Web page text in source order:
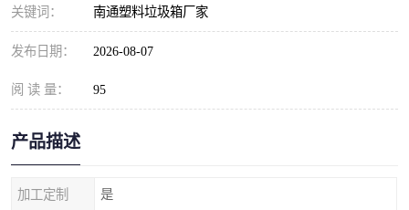
关键词： 南通塑料垃圾箱厂家
发布日期： 2026-08-07
阅 读 量： 95
产品描述
加工定制 是